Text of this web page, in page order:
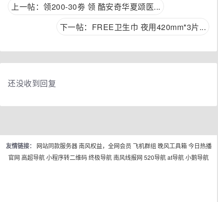
上一帖：领200-30劵 领 酷安奇华夏颂医...
下一帖：FREE卫生巾 夜用420mm*3片...
还没收到回复
友情链接： 网站同款服务器 南风权益，全网会员 飞机群组 晚风工具箱 今日热播
官网 高超导航小程序转二维码终极导航南风线报网 520导航at导航小鹅导航